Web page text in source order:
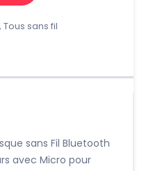
, Tous sans fil
sans Fil Bluetooth
avec Micro pour